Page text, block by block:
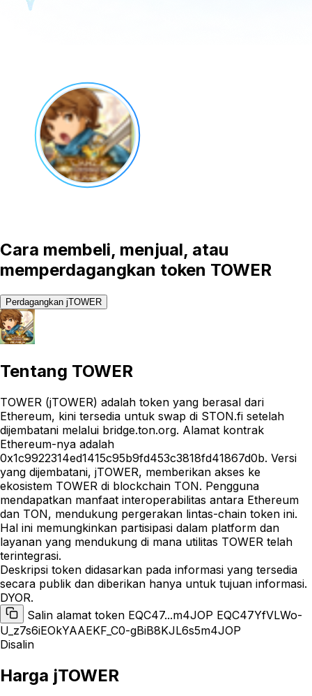
Cara membeli, menjual, atau
memperdagangkan token TOWER
Perdagangkan jTOWER
Tentang TOWER
TOWER (jTOWER) adalah token yang berasal dari
Ethereum, kini tersedia untuk swap di STON.fi setelah
dijembatani melalui bridge.ton.org. Alamat kontrak
Ethereum-nya adalah
0x1c9922314ed1415c95b9fd453c3818fd41867d0b. Versi
yang dijembatani, jTOWER, memberikan akses ke
ekosistem TOWER di blockchain TON. Pengguna
mendapatkan manfaat interoperabilitas antara Ethereum
dan TON, mendukung pergerakan lintas-chain token ini.
Hal ini memungkinkan partisipasi dalam platform dan
layanan yang mendukung di mana utilitas TOWER telah
terintegrasi.
Deskripsi token didasarkan pada informasi yang tersedia
secara publik dan diberikan hanya untuk tujuan informasi.
DYOR.
Salin alamat token EQC47...m4JOP EQC47YfVLWo-
U_z7s6iEOkYAAEKF_C0-gBiB8KJL6s5m4JOP
Disalin
Harga jTOWER